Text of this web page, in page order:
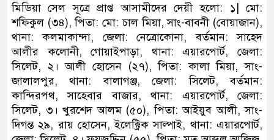
মিডিয়া সেল সূত্রে প্রাপ্ত আসামীদের দেয়ী হলো: ১| মো:
শফিকুল (৩৪), পিতা: মো: চাল মিয়া, সাং-বাবনী (বোয়াজান),
থানা: কলমাকান্দা, জেলা: নেত্রোকোনা, বর্তমান: সাহেদ
আলীর কলোনী, গোয়াইপাড়া, থানা: এয়ারপোর্ট, জেলা:
সিলেট, ২। আলী হোসেন (২৭), পিতা: কালা মিয়া, সাং-
জালালপুর, থানা: বালাগঞ্জ, জেলা: সিলেট, বর্তমান:
কান্দিরপথ, সাহেবার বাজার, থানা: এয়ারপোর্ট, জেলা:
সিলেট, ৩। খুরশেদ আলম (৫০), পিতা: আইয়ুব আলী, সাং-
দিগন্ত ২৯, রায় হোসেন, ইলেক্ট্রিক সাল্পাই, থানা: এয়ারপোর্ট,